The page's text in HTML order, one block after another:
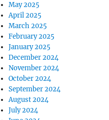
May 2025
April 2025
March 2025
February 2025
January 2025
December 2024
November 2024
October 2024
September 2024
August 2024
July 2024